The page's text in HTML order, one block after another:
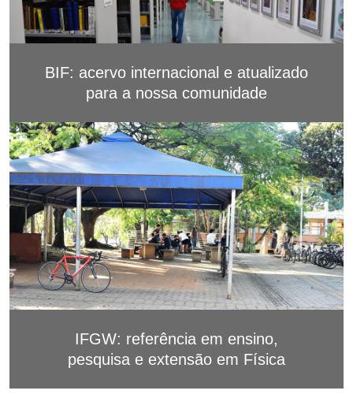
BIF: acervo internacional e atualizado
para a nossa comunidade
IFGW: referência em ensino,
pesquisa e extensão em Física